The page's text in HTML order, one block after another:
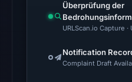
at
22:14
UTC.
alone
Überprüfung der
URLScan.io Capture
Notification
Complaint Draft